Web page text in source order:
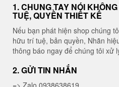
1. CHUNG TAY NÓI
TUỆ, QUYỀN THIẾT KẾ
Nếu bạn phát hiện shop chúng
hữu trí tuệ, bản quyền, Nhãn
thông báo ngay để chúng tôi xử
2. GỬI TIN NHẮN
=> Zalo 0938638619